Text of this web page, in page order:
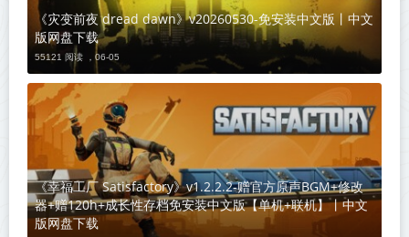
《灾变前夜 dread dawn》v20260530-免安装中文版丨中文
版网盘下载
55121 阅读 ， 06-05
《幸福工厂 Satisfactory》v1.2.2.2-赠官方原声BGM+修改
器+赠120h+成长性存档免安装中文版【单机+联机】丨中文
版网盘下载